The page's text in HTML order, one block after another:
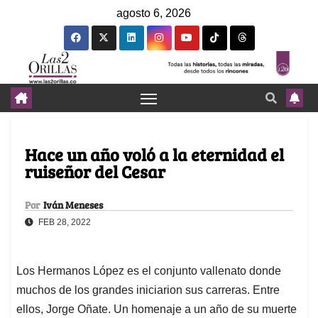
agosto 6, 2026
Hace un año voló a la eternidad el
ruiseñor del Cesar
Por Iván Meneses
FEB 28, 2022
Los Hermanos López es el conjunto vallenato donde
muchos de los grandes iniciarion sus carreras. Entre
ellos, Jorge Oñate. Un homenaje a un año de su muerte